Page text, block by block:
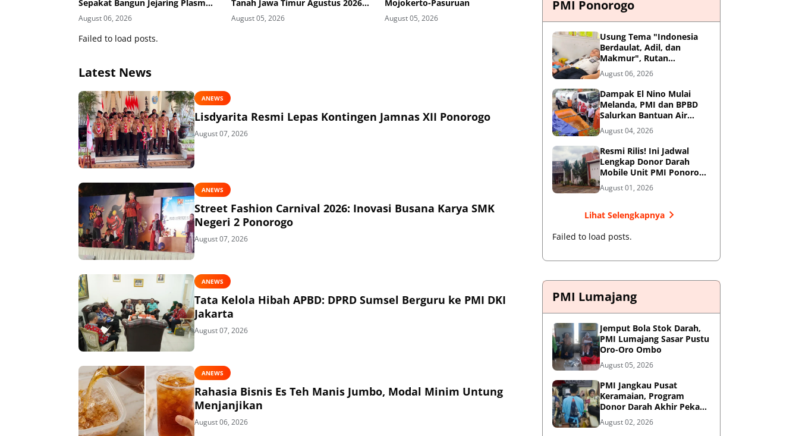
Sepakat Bangun Jejaring Plasma
Fraksionasi Berkualitas CPOB
August 06, 2026
Tanah Jawa Timur Agustus 2026
Masuk Kategori Kurang
August 05, 2026
Mojokerto-Pasuruan
August 05, 2026
Failed to load posts.
Latest News
ANEWS
Lisdyarita Resmi Lepas Kontingen Jamnas XII Ponorogo
August 07, 2026
ANEWS
Street Fashion Carnival 2026: Inovasi Busana Karya SMK
Negeri 2 Ponorogo
August 07, 2026
ANEWS
Tata Kelola Hibah APBD: DPRD Sumsel Berguru ke PMI DKI
Jakarta
August 07, 2026
ANEWS
Rahasia Bisnis Es Teh Manis Jumbo, Modal Minim Untung
Menjanjikan
August 06, 2026
PMI Ponorogo
Usung Tema "Indonesia
Berdaulat, Adil, dan
Makmur", Rutan
Ponorogo Gelar Donor
Darah Kemanusiaan
Sambut HUT RI ke-81
August 06, 2026
Dampak El Nino Mulai
Melanda, PMI dan BPBD
Salurkan Bantuan Air
Bersih ke Desa Terdampak
di Ponorogo
August 04, 2026
Resmi Rilis! Ini Jadwal
Lengkap Donor Darah
Mobile Unit PMI Ponorogo
Agustus 2026
August 01, 2026
Lihat Selengkapnya
Failed to load posts.
PMI Lumajang
Jemput Bola Stok Darah,
PMI Lumajang Sasar Pustu
Oro-Oro Ombo
August 05, 2026
PMI Jangkau Pusat
Keramaian, Program
Donor Darah Akhir Pekan
di GM Plaza Lumajang
Disambut Antusias
August 02, 2026